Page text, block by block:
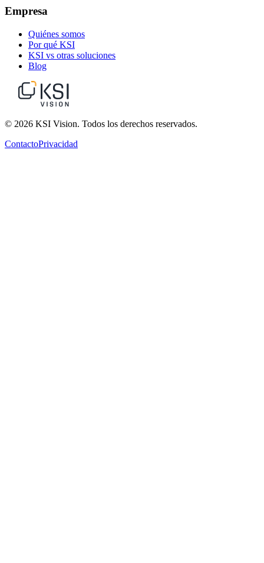
Empresa
Quiénes somos
Por qué KSI
KSI vs otras soluciones
Blog
© 2026 KSI Vision. Todos los derechos reservados.
ContactoPrivacidad